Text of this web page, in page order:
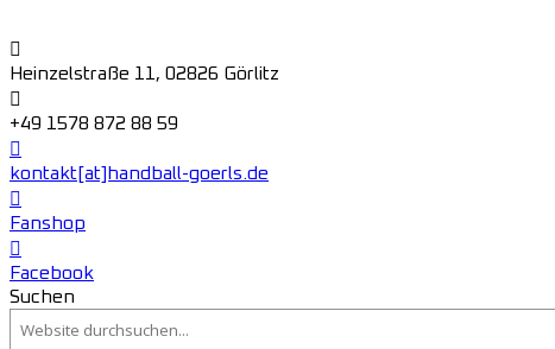
Heinzelstraße 11, 02826 Görlitz
+49 1578 872 88 59
kontakt[at]handball-goerls.de
Fanshop
Facebook
Suchen